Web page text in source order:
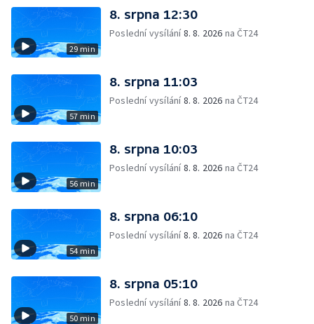
29 min
8. srpna 12:30
Poslední vysílání8. 8. 2026 na ČT24
57 min
8. srpna 11:03
Poslední vysílání8. 8. 2026 na ČT24
56 min
8. srpna 10:03
Poslední vysílání8. 8. 2026 na ČT24
54 min
8. srpna 06:10
Poslední vysílání8. 8. 2026 na ČT24
50 min
8. srpna 05:10
Poslední vysílání8. 8. 2026 na ČT24